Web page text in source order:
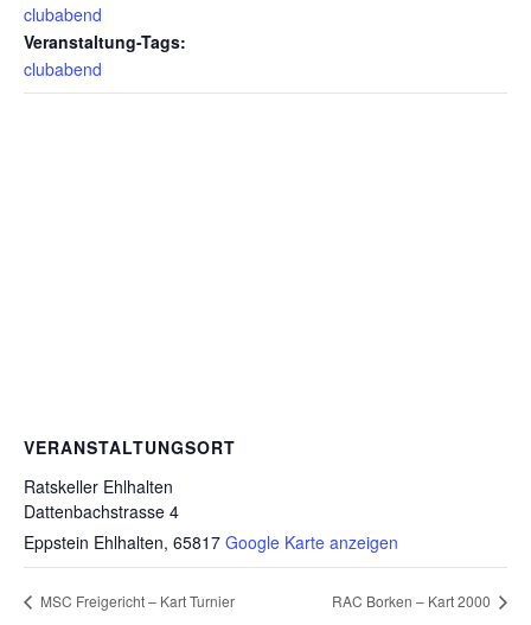
clubabend
Veranstaltung-Tags:
clubabend
VERANSTALTUNGSORT
Ratskeller Ehlhalten
Dattenbachstrasse 4
Eppstein Ehlhalten, 65817 Google Karte anzeigen
MSC Freigericht – Kart Turnier RAC Borken – Kart 2000